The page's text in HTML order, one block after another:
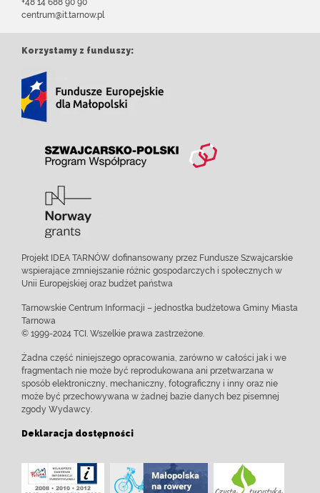
centrum@it.tarnow.pl
Korzystamy z funduszy:
Projekt IDEA TARNÓW dofinansowany przez Fundusze Szwajcarskie
wspierające zmniejszanie różnic gospodarczych i społecznych w
Unii Europejskiej oraz budżet państwa
Tarnowskie Centrum Informacji – jednostka budżetowa Gminy Miasta
Tarnowa
© 1999-2024 TCI. Wszelkie prawa zastrzeżone.
Żadna część niniejszego opracowania, zarówno w całości jak i we
fragmentach nie może być reprodukowana ani przetwarzana w
sposób elektroniczny, mechaniczny, fotograficzny i inny oraz nie
może być przechowywana w żadnej bazie danych bez pisemnej
zgody Wydawcy.
Deklaracja dostępności